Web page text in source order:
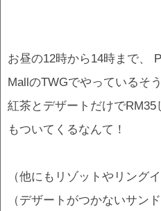
お昼の12時から14時まで、
MallのTWGでやっているそう
紅茶とデザートだけで
もついてくるなんて！
（他にもリゾットやリング
（デザートがつかないサン